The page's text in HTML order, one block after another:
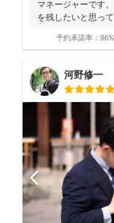
マネージャーです
を残したいと思
予約承諾率： 96%
河野修一